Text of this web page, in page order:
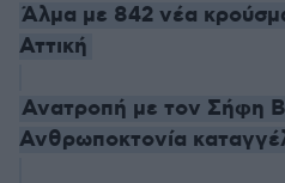
Άλμα με 842 νέα
Αττική
Ανατροπή με τον Σήφη
Ανθρωποκτονία